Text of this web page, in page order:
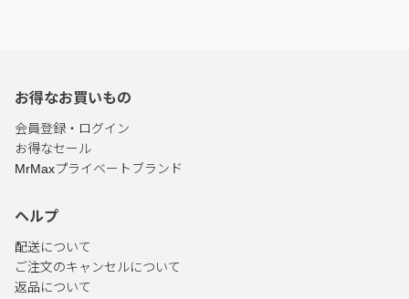
お得なお買いもの
会員登録・ログイン
お得なセール
MrMaxプライベートブランド
ヘルプ
配送について
ご注文のキャンセルについて
返品について